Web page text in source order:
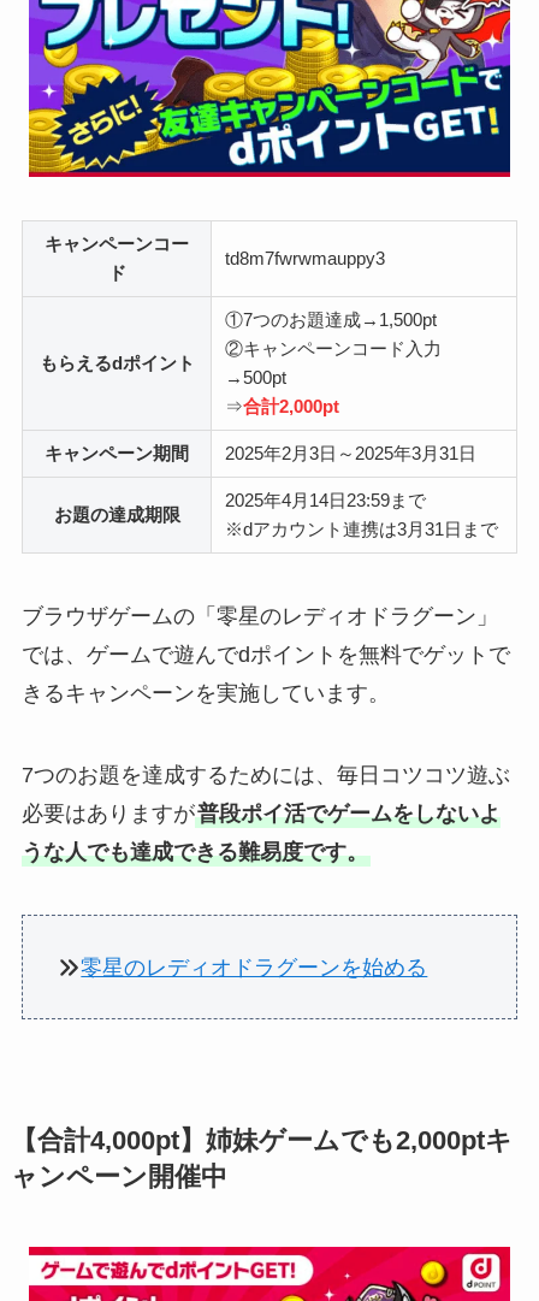
キャンペーンコー
ド
td8m7fwrwmauppy3
もらえるdポイント
①7つのお題達成→1,500pt
②キャンペーンコード入力
→500pt
⇒合計2,000pt
キャンペーン期間 2025年2月3日～2025年3月31日
お題の達成期限
2025年4月14日23:59まで
※dアカウント連携は3月31日まで
ブラウザゲームの「零星のレディオドラグーン」
では、ゲームで遊んでdポイントを無料でゲットで
きるキャンペーンを実施しています。
7つのお題を達成するためには、毎日コツコツ遊ぶ
必要はありますが普段ポイ活でゲームをしないよ
うな人でも達成できる難易度です。
零星のレディオドラグーンを始める
【合計4,000pt】姉妹ゲームでも2,000ptキ
ャンペーン開催中